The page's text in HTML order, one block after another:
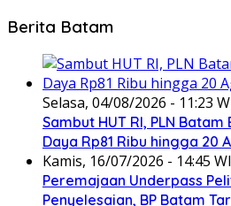
Berita Batam
Selasa, 04/08/2026 - 11:23
Sambut HUT RI, PLN
Daya Rp81 Ribu hingga 20
Kamis, 16/07/2026 - 14:45
Peremajaan Underpass
Penyelesaian, BP Batam